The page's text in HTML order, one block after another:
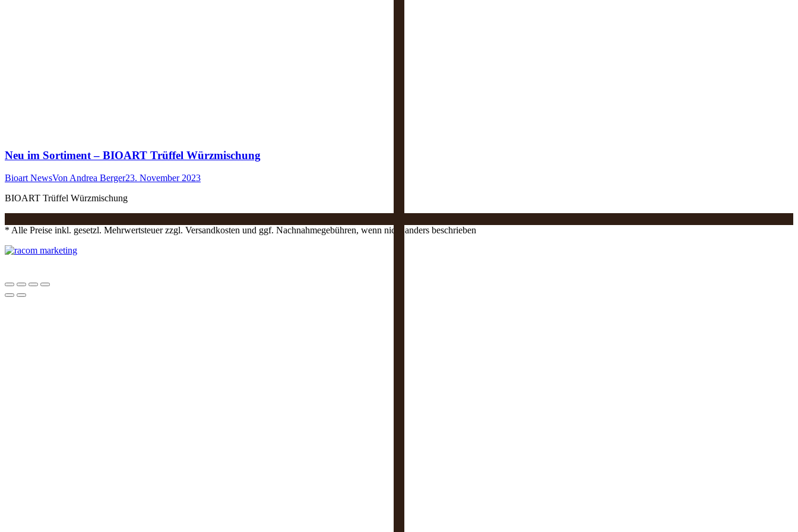
Neu im Sortiment – BIOART Trüffel Würzmischung
Bioart NewsVon Andrea Berger23. November 2023
BIOART Trüffel Würzmischung
* Alle Preise inkl. gesetzl. Mehrwertsteuer zzgl. Versandkosten und ggf. Nachnahmegebühren, wenn nicht anders beschrieben